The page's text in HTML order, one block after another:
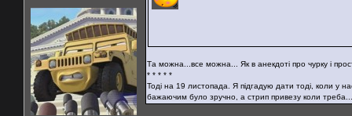
Та можна...все можна... Як в анекдоті про чурку і
* * * * *
Тоді на 19 листопада. Я підгадую дати тоді, коли у
бажаючим було зручно, а стрип привезу коли